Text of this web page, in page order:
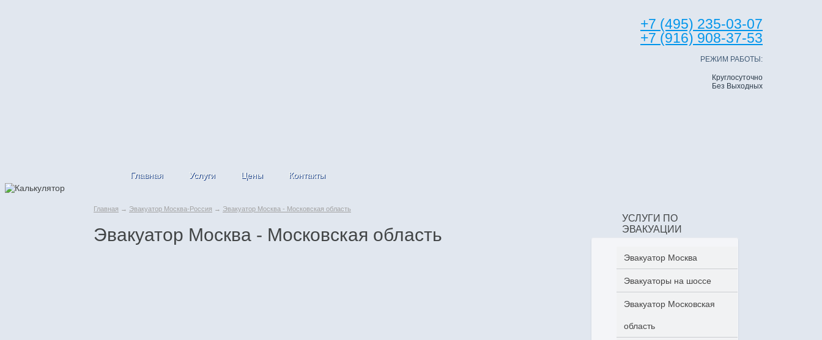
+7 (495) 235-03-07
+7 (916) 908-37-53
РЕЖИМ РАБОТЫ:
Круглосуточно
Без Выходных
Главная Услуги Цены Контакты
Главная → Эвакуатор Москва-Россия → Эвакуатор Москва - Московская область
Эвакуатор Москва - Московская область
УСЛУГИ ПО
ЭВАКУАЦИИ
Эвакуатор Москва
Эвакуаторы на шоссе
Эвакуатор Московская
область